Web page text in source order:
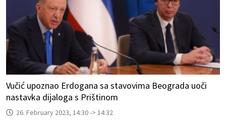
Vučić upoznao Erdogana sa stavovima Beograda uoči
nastavka dijaloga s Prištinom
26. February 2023, 14:30 -> 14:32